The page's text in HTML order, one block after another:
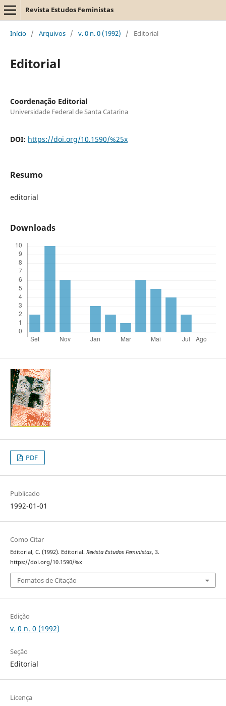
Revista Estudos Feministas
Início / Arquivos / v. 0 n. 0 (1992) / Editorial
Editorial
Coordenação Editorial
Universidade Federal de Santa Catarina
DOI: https://doi.org/10.1590/%25x
Resumo
editorial
Downloads
PDF
Publicado
1992-01-01
Como Citar
Editorial, C. (1992). Editorial. Revista Estudos Feministas, 3.
https://doi.org/10.1590/%x
Fomatos de Citação
Edição
v. 0 n. 0 (1992)
Seção
Editorial
Licença